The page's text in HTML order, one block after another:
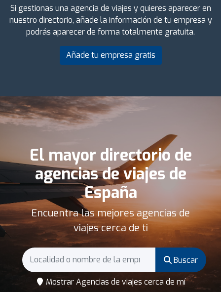
Si gestionas una agencia de viajes y quieres aparecer en
nuestro directorio, añade la información de tu empresa y
podrás aparecer de forma totalmente gratuita.
Añade tu empresa gratis
El mayor directorio de
agencias de viajes de
España
Encuentra las mejores agencias de
viajes cerca de ti
Buscar
Mostrar Agencias de viajes cerca de mí